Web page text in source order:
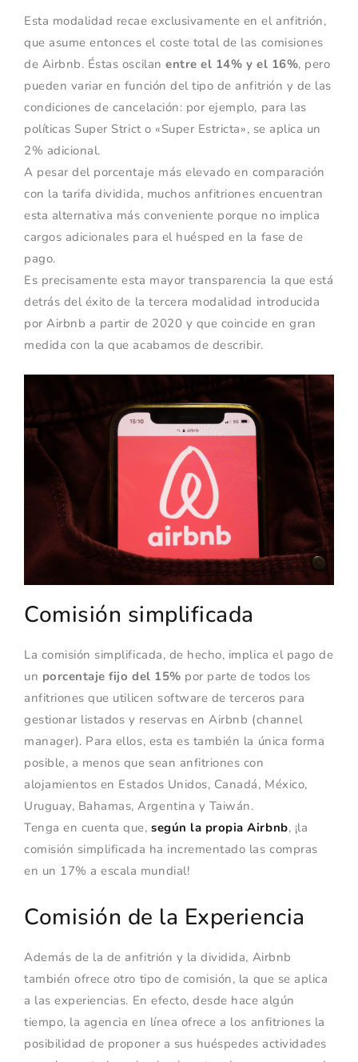
Esta modalidad recae exclusivamente en el anfitrión,
que asume entonces el coste total de las comisiones
de Airbnb. Éstas oscilanentre el 14% y el 16%, pero
pueden variar en función del tipo de anfitrión y de las
condiciones de cancelación: por ejemplo, para las
políticas Super Strict o «Super Estricta», se aplica un
2% adicional.
A pesar del porcentaje más elevado en comparación
con la tarifa dividida, muchos anfitriones encuentran
esta alternativa más conveniente porque no implica
cargos adicionales para el huésped en la fase de
pago.
Es precisamente esta mayor transparencia la que está
detrás del éxito de la tercera modalidad introducida
por Airbnb a partir de 2020 y que coincide en gran
medida con la que acabamos de describir.
Comisión simplificada
La comisión simplificada, de hecho, implica el pago de
un porcentaje fijo del 15% por parte de todos los
anfitriones que utilicen software de terceros para
gestionar listados y reservas en Airbnb (channel
manager). Para ellos, esta es también la única forma
posible, a menos que sean anfitriones con
alojamientos en Estados Unidos, Canadá, México,
Uruguay, Bahamas, Argentina y Taiwán.
Tenga en cuenta que,según la propia Airbnb, ¡la
comisión simplificada ha incrementado las compras
en un 17% a escala mundial!
Comisión de la Experiencia
Además de la de anfitrión y la dividida, Airbnb
también ofrece otro tipo de comisión, la que se aplica
a las experiencias. En efecto, desde hace algún
tiempo, la agencia en línea ofrece a los anfitriones la
posibilidad de proponer a sus huéspedes actividades